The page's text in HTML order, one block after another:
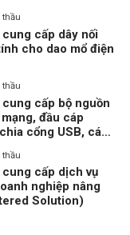
thầu
cấp dây nối
cho dao mổ điện
thầu
cấp bộ nguồn
đầu cáp
cổng USB, cáp
thầu
cấp dịch vụ
nghiệp nâng
Solution)